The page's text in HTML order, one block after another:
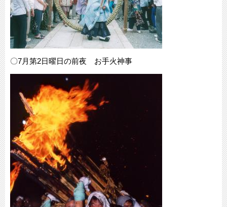
〇7月第2日曜日の前夜 お手火神事